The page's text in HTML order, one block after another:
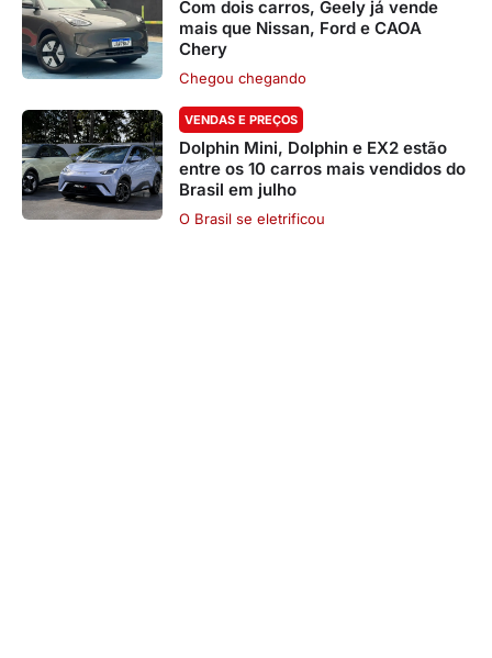
Com dois carros, Geely já vende
mais que Nissan, Ford e CAOA
Chery
Chegou chegando
VENDAS E PREÇOS
Dolphin Mini, Dolphin e EX2 estão
entre os 10 carros mais vendidos do
Brasil em julho
O Brasil se eletrificou